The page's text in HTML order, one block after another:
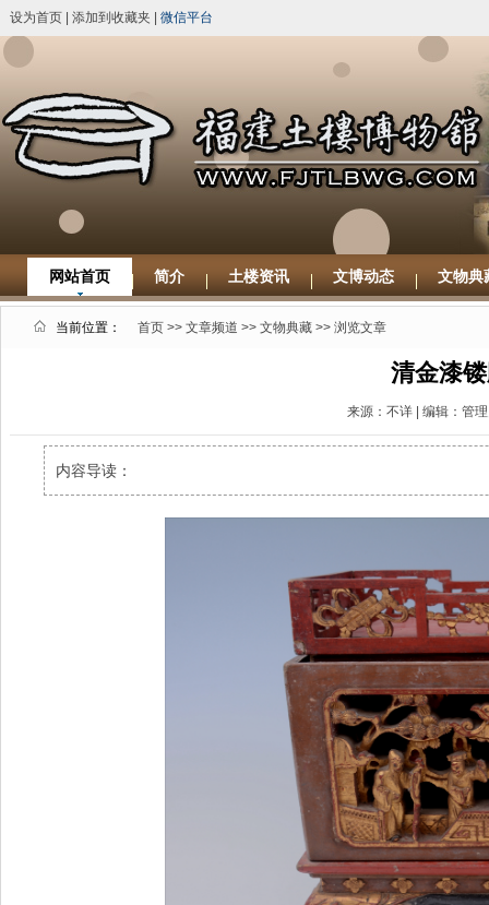
设为首页 添加到收藏夹 微信平台
网站首页 简介 土楼资讯 文博动态 文物典
当前位置： 首页 >> 文章频道 >> 文物典藏 >> 浏览文章
清金漆
来源：不详 | 编辑：管
内容导读：